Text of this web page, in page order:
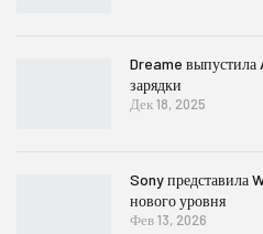
Dreame
зарядки
Дек 18, 2025
Sony представила
нового уровня
Фев 13, 2026